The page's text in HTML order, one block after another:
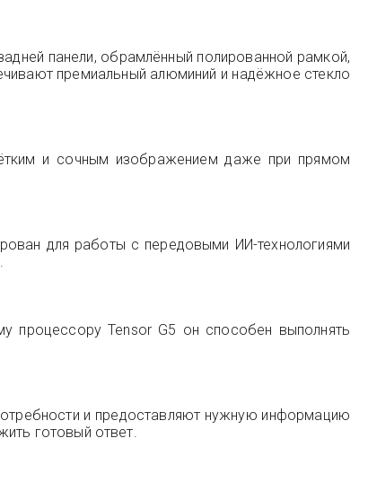
панели, обрамлённый полированной рамкой,
премиальный алюминий и надёжное стекло
и сочным изображением даже при прямом
для работы с передовыми ИИ-технологиями
процессору Tensor G5 он способен выполнять
и предоставляют нужную информацию
готовый ответ.